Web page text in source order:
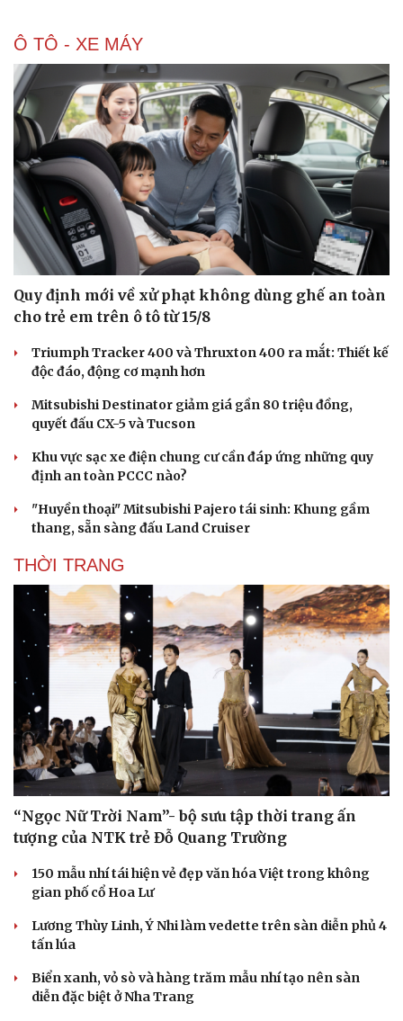
Doanh nghiệp
Thông tin doanh nghiệp
Doanh nghiệp 24h
Doanh nhân
Vì cộng đồng
Công nghệ
Sành điệu
Tin Công nghệ
Trải nghiệm
Chuyển đổi số
Ô TÔ - XE MÁY
Quy định mới về xử phạt không dùng ghế an toàn
cho trẻ em trên ô tô từ 15/8
Triumph Tracker 400 và Thruxton 400 ra mắt: Thiết kế
độc đáo, động cơ mạnh hơn
Mitsubishi Destinator giảm giá gần 80 triệu đồng,
quyết đấu CX-5 và Tucson
Khu vực sạc xe điện chung cư cần đáp ứng những quy
định an toàn PCCC nào?
"Huyền thoại" Mitsubishi Pajero tái sinh: Khung gầm
thang, sẵn sàng đấu Land Cruiser
THỜI TRANG
“Ngọc Nữ Trời Nam”- bộ sưu tập thời trang ấn
tượng của NTK trẻ Đỗ Quang Trường
150 mẫu nhí tái hiện vẻ đẹp văn hóa Việt trong không
gian phố cổ Hoa Lư
Lương Thùy Linh, Ý Nhi làm vedette trên sàn diễn phủ 4
tấn lúa
Biển xanh, vỏ sò và hàng trăm mẫu nhí tạo nên sàn
diễn đặc biệt ở Nha Trang